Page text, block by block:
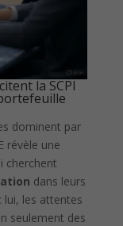
la SCPI
dominent par
révèle une
cherchent
dans leurs
lui, les attentes
seulement des